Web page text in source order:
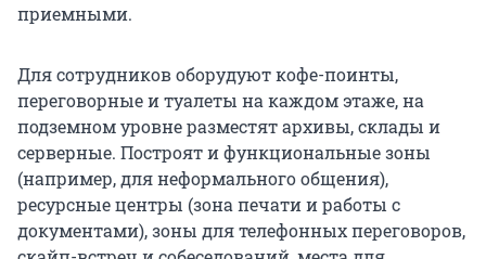
приемными.
Для сотрудников оборудуют кофе-поинты,
переговорные и туалеты на каждом этаже, на
подземном уровне разместят архивы, склады и
серверные. Построят и функциональные зоны
(например, для неформального общения),
ресурсные центры (зона печати и работы с
документами), зоны для телефонных переговоров,